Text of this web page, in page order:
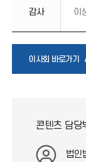
감사 이
이사회 바로가기 바
가
기
콘텐츠 담당
법인